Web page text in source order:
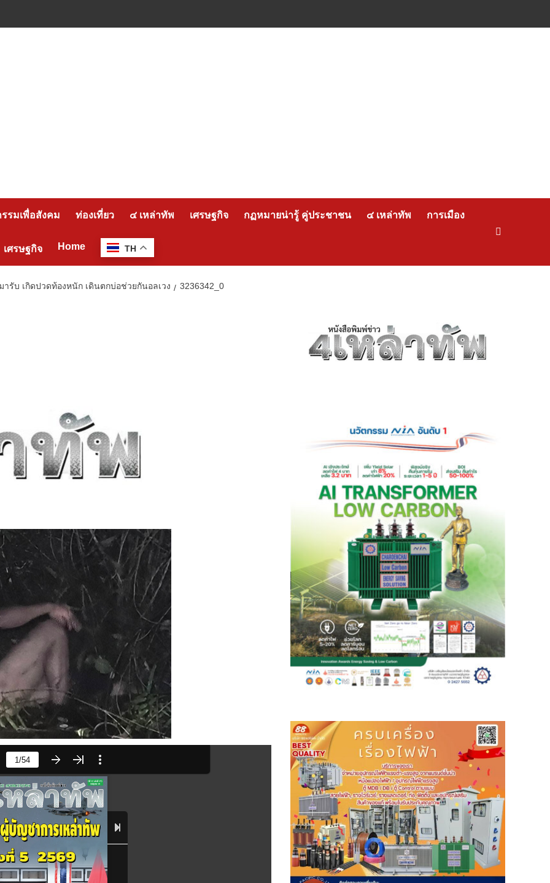
รรมเพื่อสังคม ท่องเที่ยว ๔ เหล่าทัพ เศรษฐกิจ กฏหมายน่ารู้ คู่ประชาชน ๔ เหล่าทัพ การเมือง
เศรษฐกิจ Home TH
รับ เกิดปวดท้องหนัก เดินตกบ่อช่วยกันอลเวง 3236342_0